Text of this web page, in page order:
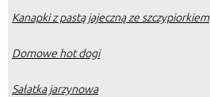
Kanapki z pastą jajeczną ze szczypiorkiem
Domowe hot dogi
Sałatka jarzynowa